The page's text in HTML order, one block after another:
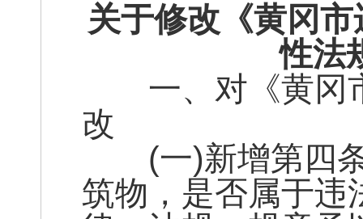
关于修改《黄冈
性法
一、对《黄冈
改
(一)新增第四条
筑物，是否属于违